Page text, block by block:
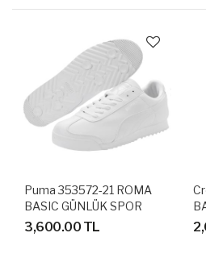
Puma 353572-21 ROMA
BASIC GÜNLÜK SPOR
AYAKKABI
3,600.00 TL